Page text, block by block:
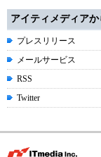
アイティメディア
プレスリリース
メールサービス
RSS
Twitter